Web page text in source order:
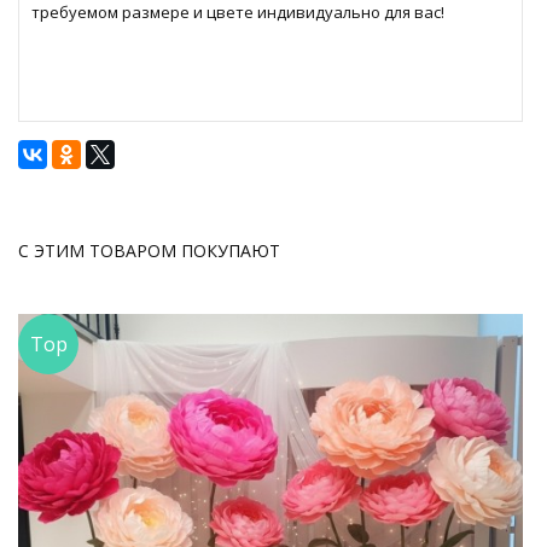
требуемом размере и цвете индивидуально для вас!
С ЭТИМ ТОВАРОМ ПОКУПАЮТ
Top